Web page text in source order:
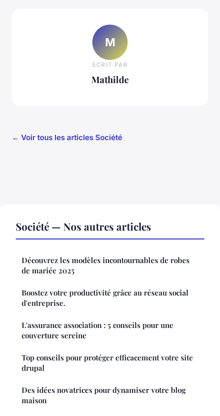
M
ECRIT PAR
Mathilde
← Voir tous les articles Société
Société — Nos autres articles
Découvrez les modèles incontournables de robes
de mariée 2025
Boostez votre productivité grâce au réseau social
d'entreprise.
L'assurance association : 5 conseils pour une
couverture sereine
Top conseils pour protéger efficacement votre site
drupal
Des idées novatrices pour dynamiser votre blog
maison